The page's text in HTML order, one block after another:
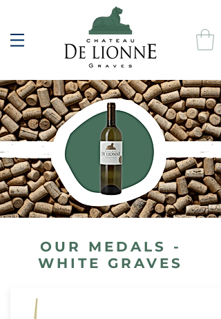
OUR MEDALS -
WHITE GRAVES